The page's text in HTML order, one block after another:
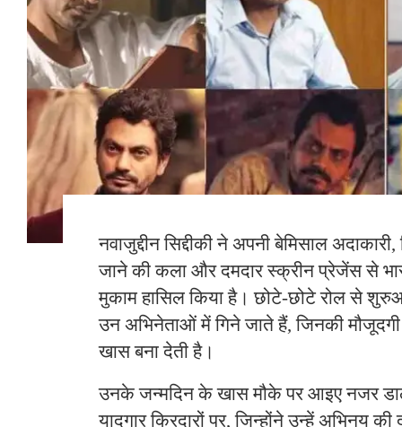
नवाजुद्दीन सिद्दीकी ने अपनी बेमिसाल
जाने की कला और दमदार स्क्रीन प्रेजेंस से
मुकाम हासिल किया है। छोटे-छोटे रोल से
उन अभिनेताओं में गिने जाते हैं, जिनकी मौजूदगी
खास बना देती है।
उनके जन्मदिन के खास मौके पर आइए नजर
यादगार किरदारों पर, जिन्होंने उन्हें अभिनय की